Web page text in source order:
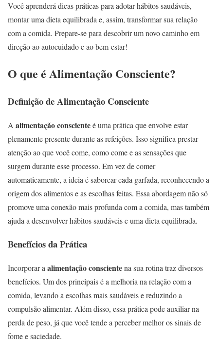
Você aprenderá dicas práticas para adotar hábitos saudáveis,
montar uma dieta equilibrada e, assim, transformar sua relação
com a comida. Prepare-se para descobrir um novo caminho em
direção ao autocuidado e ao bem-estar!
O que é Alimentação Consciente?
Definição de Alimentação Consciente
A alimentação conscienteé uma prática que envolve estar
plenamente presente durante as refeições. Isso significa prestar
atenção ao que você come, como come e as sensações que
surgem durante esse processo. Em vez de comer
automaticamente, a ideia é saborear cada garfada, reconhecendo a
origem dos alimentos e as escolhas feitas. Essa abordagem não só
promove uma conexão mais profunda com a comida, mas também
ajuda a desenvolver hábitos saudáveis e uma dieta equilibrada.
Benefícios da Prática
Incorporar a alimentação conscientena sua rotina traz diversos
benefícios. Um dos principais é a melhoria na relação com a
comida, levando a escolhas mais saudáveis e reduzindo a
compulsão alimentar. Além disso, essa prática pode auxiliar na
perda de peso, já que você tende a perceber melhor os sinais de
fome e saciedade.